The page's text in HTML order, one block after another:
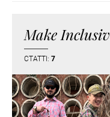
Make
СТАТТІ: 7